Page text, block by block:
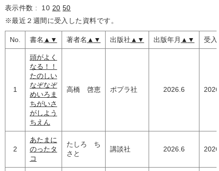
10 20 50
※最近２週間に受入した資料です。
No. 書名 ▲ ▼ 著者名 ▲ ▼ 出版社 ▲ ▼ 出版年月 ▲ ▼ 受入
1
頭がよく
なる！！
たのしい
なぞなぞ
めいろま
ちがいさ
がしよう
ちえん
高橋 啓恵 ポプラ社 2026.6
2
あたまに
のったタ
コ
たしろ ち
さと
講談社 2026.6